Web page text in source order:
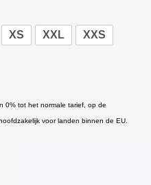
XS XXL XXS
0% tot het normale tarief, op de
voor landen binnen de EU.